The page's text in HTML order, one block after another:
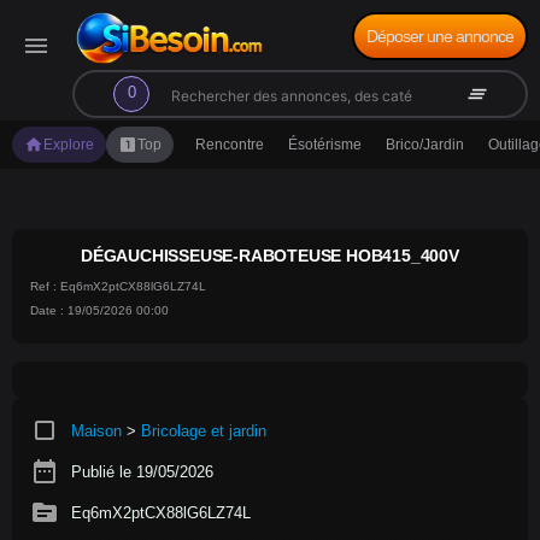
menu
0
search clear_all
Déposer une annonce
home Explore looks_oneTop Rencontre Ésotérisme Brico/Jardin
DÉGAUCHISSEUSE-RABOTEUSE HOB415_400V
Ref : Eq6mX2ptCX88lG6LZ74L
Date : 19/05/2026 00:00
crop_square Maison > Bricolage et jardin
date_range Publié le 19/05/2026
source Eq6mX2ptCX88lG6LZ74L